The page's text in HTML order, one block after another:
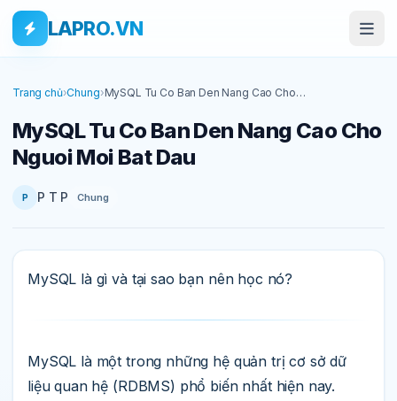
Skip to main content
Bỏ qua tới nội dung
LAPRO.VN
Trang chủ›Chung›MySQL Tu Co Ban Den Nang Cao Cho
MySQL Tu Co Ban Den Nang Cao Cho
Nguoi Moi Bat Dau
P P T P Chung
MySQL là gì và tại sao bạn nên học nó?
MySQL là một trong những hệ quản trị cơ sở dữ
liệu quan hệ (RDBMS) phổ biến nhất hiện nay.